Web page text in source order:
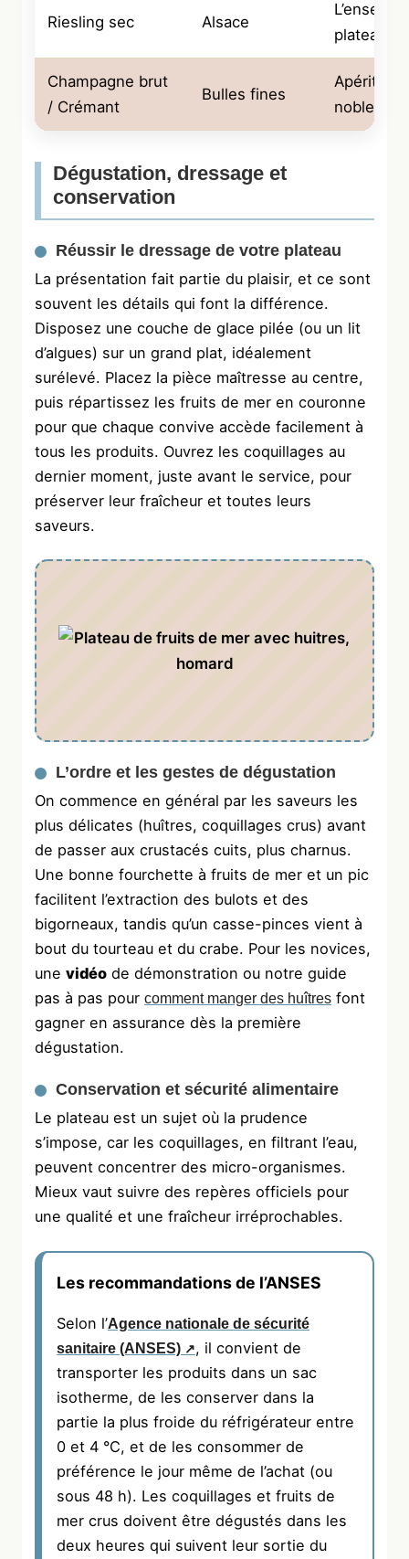
Riesling sec Alsace
plateau
Champagne brut
/ Crémant
Bulles fines
Apéritif
nobles
Dégustation, dressage et
conservation
Réussir le dressage de votre plateau
La présentation fait partie du plaisir, et ce sont
souvent les détails qui font la différence.
Disposez une couche de glace pilée (ou un lit
d’algues) sur un grand plat, idéalement
surélevé. Placez la pièce maîtresse au centre,
puis répartissez les fruits de mer en couronne
pour que chaque convive accède facilement à
tous les produits. Ouvrez les coquillages au
dernier moment, juste avant le service, pour
préserver leur fraîcheur et toutes leurs
saveurs.
L’ordre et les gestes de dégustation
On commence en général par les saveurs les
plus délicates (huîtres, coquillages crus) avant
de passer aux crustacés cuits, plus charnus.
Une bonne fourchette à fruits de mer et un pic
facilitent l’extraction des bulots et des
bigorneaux, tandis qu’un casse-pinces vient à
bout du tourteau et du crabe. Pour les novices,
une vidéo de démonstration ou notre guide
pas à pas pour comment manger des huîtres font
gagner en assurance dès la première
dégustation.
Conservation et sécurité alimentaire
Le plateau est un sujet où la prudence
s’impose, car les coquillages, en filtrant l’eau,
peuvent concentrer des micro-organismes.
Mieux vaut suivre des repères officiels pour
une qualité et une fraîcheur irréprochables.
Les recommandations de l’ANSES
Selon l’Agence nationale de sécurité
sanitaire (ANSES)
, il convient de
transporter les produits dans un sac
isotherme, de les conserver dans la
partie la plus froide du réfrigérateur entre
0 et 4 °C, et de les consommer de
préférence le jour même de l’achat (ou
sous 48 h). Les coquillages et fruits de
mer crus doivent être dégustés dans les
deux heures qui suivent leur sortie du